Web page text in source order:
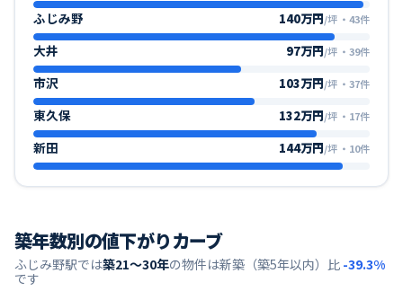
ふじみ野 140万円/坪 ・ 43件
大井 97万円/坪 ・ 39件
市沢 103万円/坪 ・ 37件
東久保 132万円/坪 ・ 17件
新田 144万円/坪 ・ 10件
築年数別の値下がりカーブ
ふじみ野駅では築21〜30年の物件は新築（築5年以内）比 -39.3%
です